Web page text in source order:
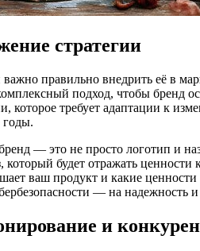
стратегии
важно правильно внедрить её в
подход, чтобы бренд
которое требует адаптации к
годы.
— это не просто логотип и
который будет отражать
ваш продукт и какие
— на надежность
и